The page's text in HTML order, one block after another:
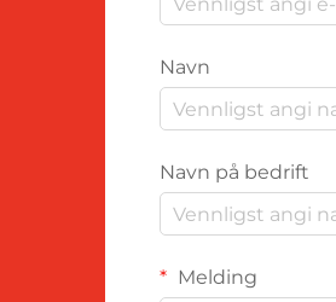
Navn
Navn på bedrift
Melding